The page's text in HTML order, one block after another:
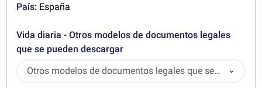
País: España
Vida diaria - Otros modelos de documentos legales
que se pueden descargar
Otros modelos de documentos legales que se